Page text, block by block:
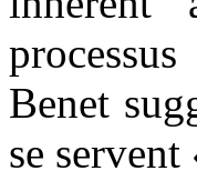
Benet
se